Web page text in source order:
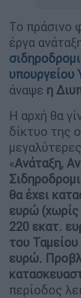
Το πράσινο
έργα
άναψε η
Η αρχή θα
δίκτυο της
«Ανάταξη,
θα έχει
ευρώ
220 εκατ.
του
ευρώ.
περίοδος